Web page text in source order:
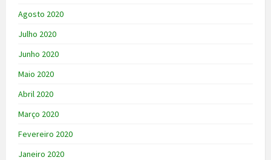
Agosto 2020
Julho 2020
Junho 2020
Maio 2020
Abril 2020
Março 2020
Fevereiro 2020
Janeiro 2020